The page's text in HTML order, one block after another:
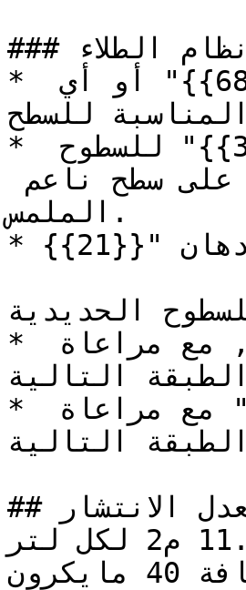
### نظام الطلاء
* طلاء طبقة من الأساس "{{32}}" أو "{{68}}" أو أي
للسطح.
* طلاء طبقة أو طبقتين من المعجون "{{33}}" للسطوح
الملمس.
* طلاء طبقتين من دهان "{{21}}".
الحديدية:
* طلاء طبقة أو طبقتين من الأساس "{{44}}" , مع مراعاة
التالية.
* طلاء طبقتين من الدهان النهائي "{{21}}" مع مراعاة
التالية.
## معدل الانتشار
معدل الانتشار النظري 11.5 م2 لكل لتر
عند سماكة طبقة جافة 40 مايكرون